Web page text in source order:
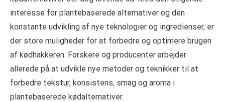
interesse for plantebaserede alternativer og den
konstante udvikling af nye teknologier og ingredienser, er
der store muligheder for at forbedre og optimere brugen
af kødhakkeren. Forskere og producenter arbejder
allerede på at udvikle nye metoder og teknikker til at
forbedre tekstur, konsistens, smag og aroma i
plantebaserede kødalternativer.